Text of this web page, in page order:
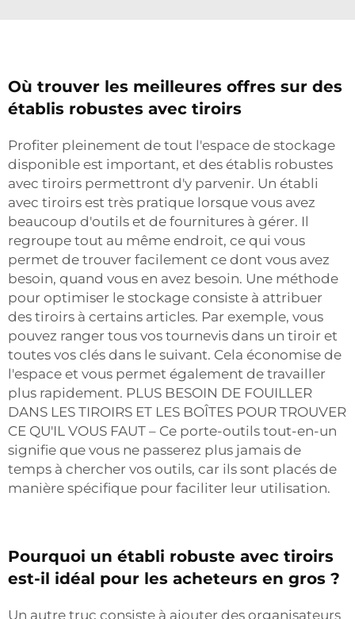
Où trouver les meilleures offres sur des
établis robustes avec tiroirs
Profiter pleinement de tout l'espace de stockage
disponible est important, et des établis robustes
avec tiroirs permettront d'y parvenir. Un établi
avec tiroirs est très pratique lorsque vous avez
beaucoup d'outils et de fournitures à gérer. Il
regroupe tout au même endroit, ce qui vous
permet de trouver facilement ce dont vous avez
besoin, quand vous en avez besoin. Une méthode
pour optimiser le stockage consiste à attribuer
des tiroirs à certains articles. Par exemple, vous
pouvez ranger tous vos tournevis dans un tiroir et
toutes vos clés dans le suivant. Cela économise de
l'espace et vous permet également de travailler
plus rapidement. PLUS BESOIN DE FOUILLER
DANS LES TIROIRS ET LES BOÎTES POUR TROUVER
CE QU'IL VOUS FAUT – Ce porte-outils tout-en-un
signifie que vous ne passerez plus jamais de
temps à chercher vos outils, car ils sont placés de
manière spécifique pour faciliter leur utilisation.
Pourquoi un établi robuste avec tiroirs
est-il idéal pour les acheteurs en gros ?
Un autre truc consiste à ajouter des organisateurs